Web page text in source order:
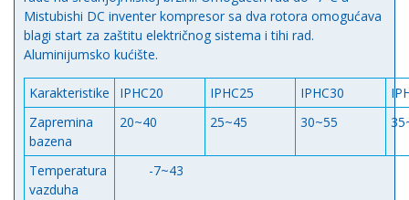
Mistubishi DC inventer kompresor sa dva rotora omogućava
blagi start za zaštitu električnog sistema i tihi rad.
Aluminijumsko kućište.
Karakteristike IPHC20 IPHC25 IPHC30
Zapremina
bazena
20~40 25~45 30~55
Temperatura
vazduha
-7~43